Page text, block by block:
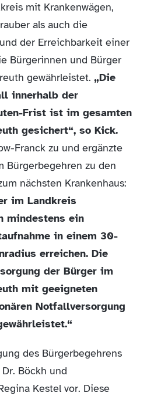
mit Krankenwägen,
als auch die
der Erreichbarkeit einer
Bürgerinnen und Bürger
gewährleistet. „Die
innerhalb der
Frist ist im gesamten
gesichert“, so Kick.
Franck zu und ergänzte
Bürgerbegehren zu den
nächsten Krankenhaus:
im Landkreis
mindestens ein
in einem 30-
erreichen. Die
der Bürger im
mit geeigneten
Notfallversorgung
des Bürgerbegehrens
Böckh und
Kestel vor. Diese